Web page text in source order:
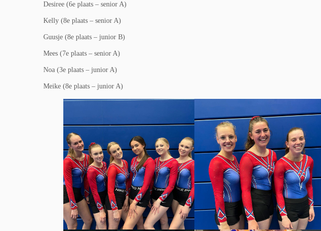
Desiree (6e plaats – senior A)
Kelly (8e plaats – senior A)
Guusje (8e plaats – junior B)
Mees (7e plaats – senior A)
Noa (3e plaats – junior A)
Meike (8e plaats – junior A)